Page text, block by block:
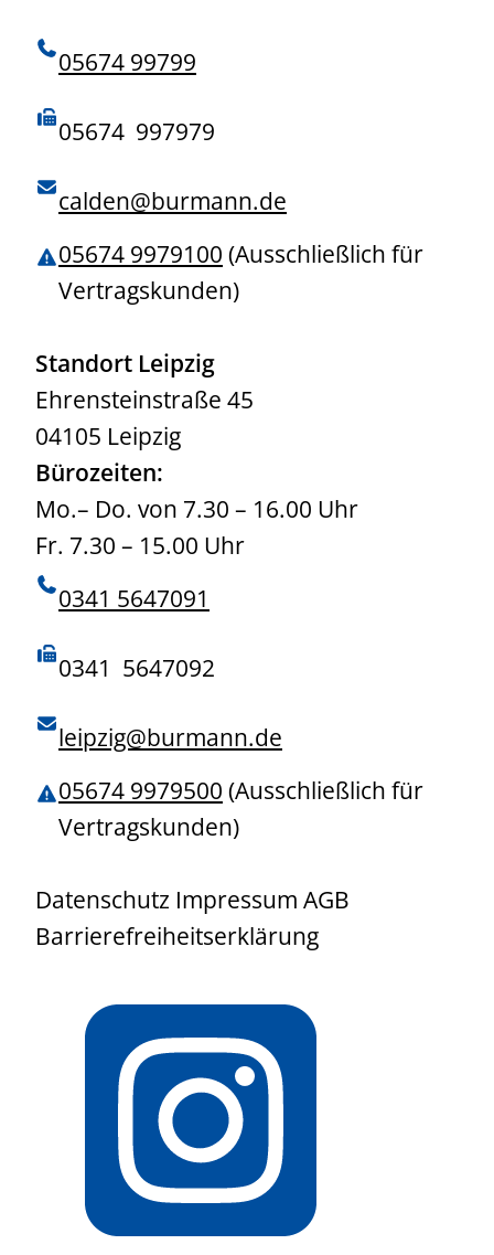
05674 99799
05674 997979
calden@burmann.de
05674 9979100 (Ausschließlich für
Vertragskunden)
Standort Leipzig
Ehrensteinstraße 45
04105 Leipzig
Bürozeiten:
Mo.– Do. von 7.30 – 16.00 Uhr
Fr. 7.30 – 15.00 Uhr
0341 5647091
0341 5647092
leipzig@burmann.de
05674 9979500 (Ausschließlich für
Vertragskunden)
Datenschutz Impressum AGB
Barrierefreiheitserklärung